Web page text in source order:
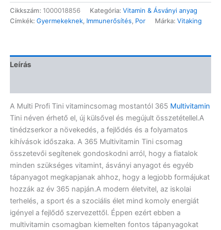
Cikkszám: 1000018856 Kategória: Vitamin & Ásványi anyag
Címkék: Gyermekeknek, Immunerősítés, Por Márka: Vitaking
Leírás
A Multi Profi Tini vitamincsomag mostantól 365 Multivitamin
Tini néven érhető el, új külsővel és megújult összetétellel.A
tinédzserkor a növekedés, a fejlődés és a folyamatos
kihívások időszaka. A 365 Multivitamin Tini csomag
összetevői segítenek gondoskodni arról, hogy a fiatalok
minden szükséges vitamint, ásványi anyagot és egyéb
tápanyagot megkapjanak ahhoz, hogy a legjobb formájukat
hozzák az év 365 napján.A modern életvitel, az iskolai
terhelés, a sport és a szociális élet mind komoly energiát
igényel a fejlődő szervezettől. Éppen ezért ebben a
multivitamin csomagban kiemelten fontos tápanyagokat